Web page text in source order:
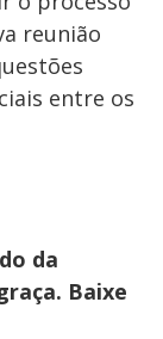
reunião
entre os
da
Baixe